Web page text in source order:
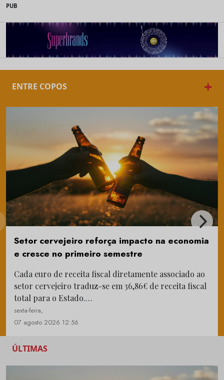
PUB
ENTRE COPOS +
Setor cervejeiro reforça impacto na economia
e cresce no primeiro semestre
Cada euro de receita fiscal diretamente associado ao
setor cervejeiro traduz-se em 36,86€ de receita fiscal
total para o Estado.…
sexta-feira,
07 agosto 2026 12:56
ÚLTIMAS